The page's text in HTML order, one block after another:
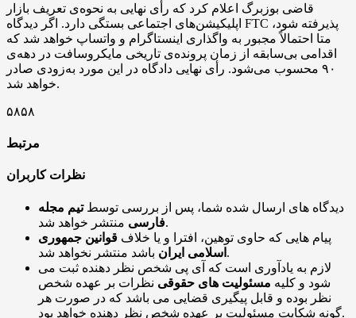
قاضی بوزبرگ اعلام کرد که رأی نهایی به نحوه‌ی تعریف بازار
اپلیکیشن‌های اجتماعی بستگی دارد. اگر دیدگاه FTC پذیرفته شود،
متا احتمالاً مجبور به واگذاری اینستاگرام و واتساپ خواهد شد که
اقدامی بی‌سابقه از زمان پرونده‌ی تاریخی مایکروسافت در دهه‌ی
۹۰ محسوب می‌شود. رأی نهایی دادگاه در این مورد به‌زودی صادر
خواهد شد.
۵۸۵۸
مرتبط
نظرات کاربران
دیدگاه های ارسال شده شما، پس از بررسی توسطتیم مجله
فارسیمنتشر خواهد شد.
پیام هایی که حاوی توهین، افترا و یا خلاف قوانین جمهوری
اسلامی ایران باشد منتشر نخواهد شد.
لازم به یادآوری است که آی پی شخص نظر دهنده ثبت می
شود و کلیه مسئولیت های حقوقی نظرات بر عهده شخص
نظر بوده و قابل پیگیری قضایی می باشد که در صورت هر
گونه شکایت مسئولیت بر عهده شخص نظر دهنده خواهد بود.